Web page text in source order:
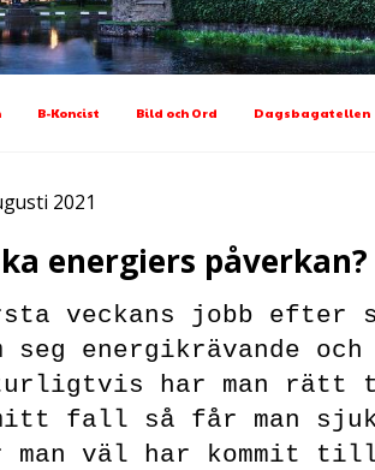
B-Koncist Bild och Ord Dagsbagatellen
2021
energiers påverkan?
veckans jobb efter
seg energikrävande
har man rätt
fall så får man
man väl har kommit